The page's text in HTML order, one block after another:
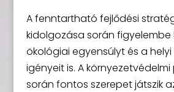
A fenntartható fejlődési
kidolgozása során figyelembe
ökológiai egyensúlyt és a helyi
igényeit is. A
során fontos szerepet játszik